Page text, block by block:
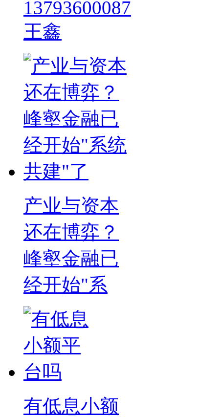
13793600087
王鑫
产业与资本
还在博弈？
峰壑金融已
经开始"系
有低息小额